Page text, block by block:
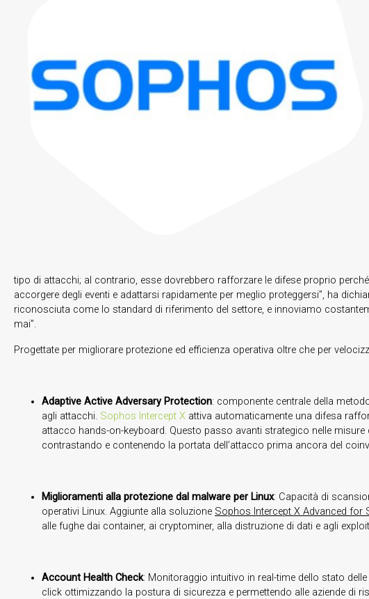
tipo di attacchi; al contrario, esse dovrebbero rafforzare le difese proprio
accorgere degli eventi e adattarsi rapidamente per meglio proteggersi”, ha
riconosciuta come lo standard di riferimento del settore, e innoviamo
mai”.
Progettate per migliorare protezione ed efficienza operativa oltre che per
Adaptive Active Adversary Protection: componente centrale della
agli attacchi. Sophos Intercept X attiva automaticamente una difesa
attacco hands-on-keyboard. Questo passo avanti strategico nelle
contrastando e contenendo la portata dell’attacco prima ancora del
Miglioramenti alla protezione dal malware per Linux: Capacità di
operativi Linux. Aggiunte alla soluzione Sophos Intercept X Advanced for
alle fughe dai container, ai cryptominer, alla distruzione di dati e agli
Account Health Check: Monitoraggio intuitivo in real-time dello stato
click ottimizzando la postura di sicurezza e permettendo alle aziende di